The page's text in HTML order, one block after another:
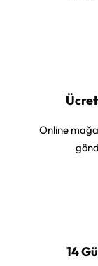
Online
14